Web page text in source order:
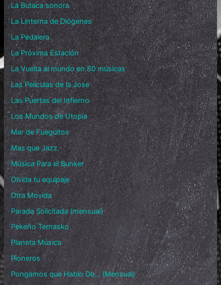
La Butaca sonora
La Linterna de Diógenes
La Pedalera
La Próxima Estación
La Vuelta al mundo en 80 músicas
Las Películas de la Jose
Las Puertas del Infierno
Los Mundos de Utopía
Mar de Fueguitos
Mas que Jazz
Música Para el Bunker
Olvida tu equipaje
Otra Movida
Parada Solicitada (mensual)
Pekeño Ternasko
Planeta Música
Pioneros
Pongamos que Hablo De… (Mensual)